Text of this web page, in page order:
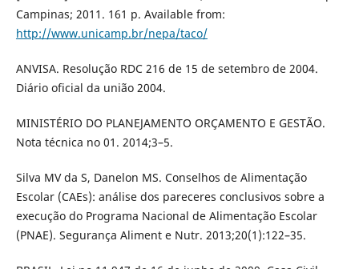
Campinas; 2011. 161 p. Available from:
http://www.unicamp.br/nepa/taco/
ANVISA. Resolução RDC 216 de 15 de setembro de 2004.
Diário oficial da união 2004.
MINISTÉRIO DO PLANEJAMENTO ORÇAMENTO E GESTÃO.
Nota técnica no 01. 2014;3–5.
Silva MV da S, Danelon MS. Conselhos de Alimentação
Escolar (CAEs): análise dos pareceres conclusivos sobre a
execução do Programa Nacional de Alimentação Escolar
(PNAE). Segurança Aliment e Nutr. 2013;20(1):122–35.